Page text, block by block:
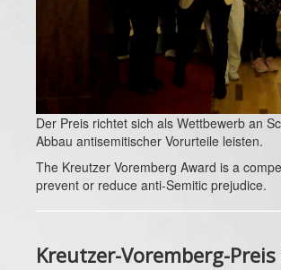
Der Preis richtet sich als Wettbewerb an
Abbau antisemitischer Vorurteile leisten.
The Kreutzer Voremberg Award is a
prevent or reduce anti-Semitic prejudice.
Kreutzer-Voremberg-